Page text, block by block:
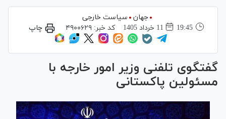
جهان
سیاست خارجی
19:45
11 خرداد 1405 کد خبر:۴۹۰۰۶۲۹ چاپ
گفتگوی تلفنی وزیر امور خارجه با
مسئولین پاکستانی